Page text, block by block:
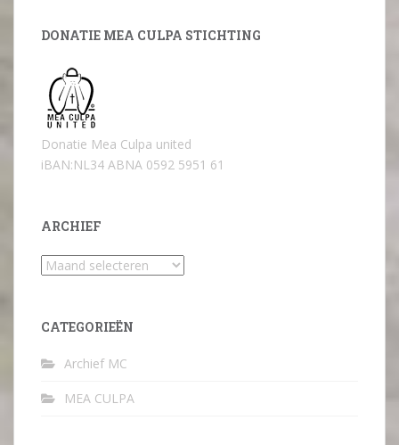
DONATIE MEA CULPA STICHTING
Donatie Mea Culpa united
iBAN:NL34 ABNA 0592 5951 61
ARCHIEF
Archief
CATEGORIEËN
Archief MC
MEA CULPA